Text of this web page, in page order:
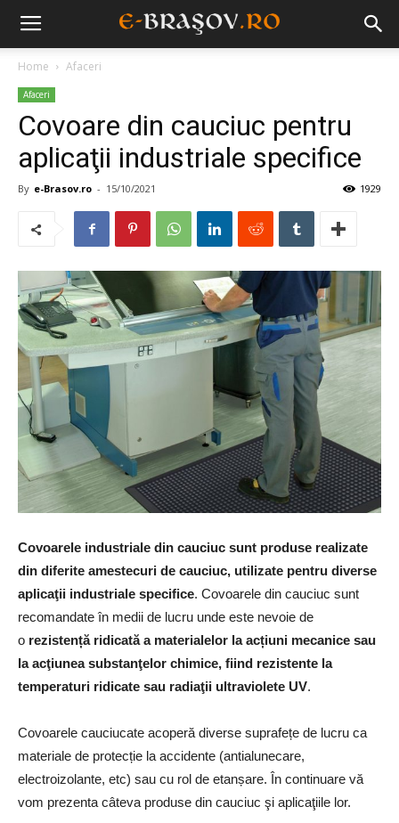
Home Afaceri
Afaceri
Covoare din cauciuc pentru
aplicaţii industriale specifice
By e-Brasov.ro - 15/10/2021 1929
Covoarele industriale din cauciuc sunt produse realizate
din diferite amestecuri de cauciuc, utilizate pentru diverse
aplicaţii industriale specifice. Covoarele din cauciuc sunt
recomandate în medii de lucru unde este nevoie de
o rezistență ridicată a materialelor la acțiuni mecanice sau
la acţiunea substanţelor chimice, fiind rezistente la
temperaturi ridicate sau radiaţii ultraviolete UV.
Covoarele cauciucate acoperă diverse suprafețe de lucru ca
materiale de protecție la accidente (antialunecare,
electroizolante, etc) sau cu rol de etanșare. În continuare vă
vom prezenta câteva produse din cauciuc şi aplicaţiile lor.